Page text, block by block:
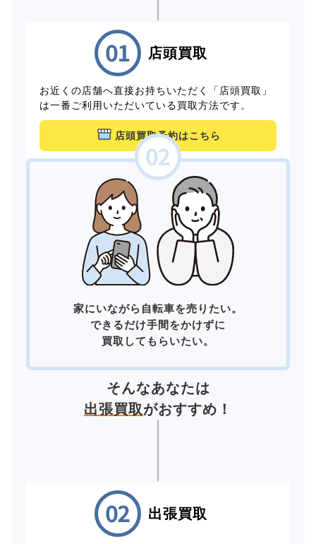
店頭買取
お近くの店舗へ直接お持ちいただく「店頭買取」
は一番ご利用いただいている買取方法です。
店頭買取予約はこちら
家にいながら自転車を売りたい。
できるだけ手間をかけずに
買取してもらいたい。
そんなあなたは
出張買取がおすすめ！
出張買取